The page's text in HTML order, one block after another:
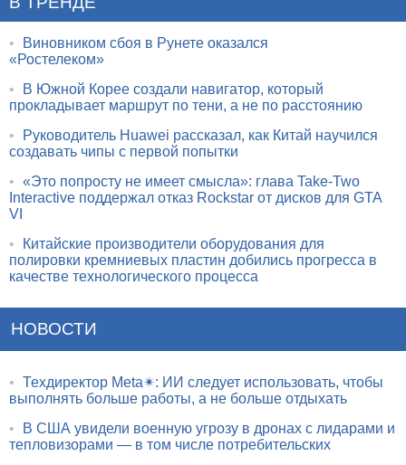
•
Виновником сбоя в Рунете оказался
«Ростелеком»
•
В Южной Корее создали навигатор, который
прокладывает маршрут по тени, а не по расстоянию
•
Руководитель Huawei рассказал, как Китай научился
создавать чипы с первой попытки
• «Это попросту не имеет смысла»: глава Take-Two
Interactive поддержал отказ Rockstar от дисков для GTA
VI
•
Китайские производители оборудования для
полировки кремниевых пластин добились прогресса в
качестве технологического процесса
НОВОСТИ
• Техдиректор Meta✴: ИИ следует использовать, чтобы
выполнять больше работы, а не больше отдыхать
•
В США увидели военную угрозу в дронах с лидарами и
тепловизорами — в том числе потребительских